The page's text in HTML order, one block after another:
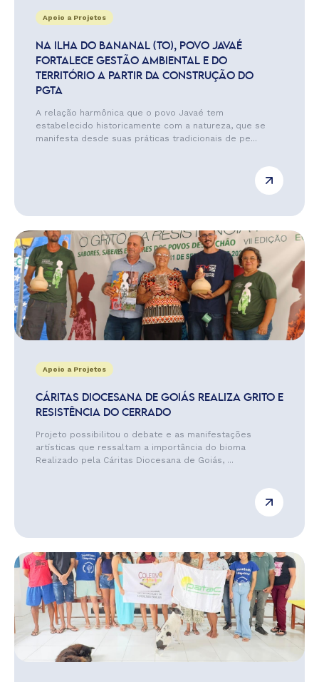
Apoio a Projetos
NA ILHA DO BANANAL (TO), POVO JAVAÉ
FORTALECE GESTÃO AMBIENTAL E DO
TERRITÓRIO A PARTIR DA CONSTRUÇÃO DO
PGTA
A relação harmônica que o povo Javaé tem
estabelecido historicamente com a natureza, que se
manifesta desde suas práticas tradicionais de pe...
Apoio a Projetos
CÁRITAS DIOCESANA DE GOIÁS REALIZA GRITO E
RESISTÊNCIA DO CERRADO
Projeto possibilitou o debate e as manifestações
artísticas que ressaltam a importância do bioma
Realizado pela Cáritas Diocesana de Goiás, ...